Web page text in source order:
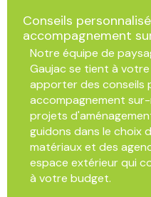
Conseils
accompagnement
Notre équipe de
Gaujac se tient à
apporter des conseils
accompagnement
projets
guidons dans le choix
matériaux et des
espace extérieur qui
à votre budget.